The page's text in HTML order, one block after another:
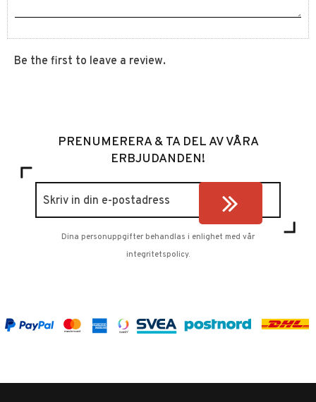
Be the first to leave a review.
PRENUMERERA & TA DEL AV VÅRA
ERBJUDANDEN!
Dina personuppgifter behandlas i enlighet med vår
integritetspolicy.